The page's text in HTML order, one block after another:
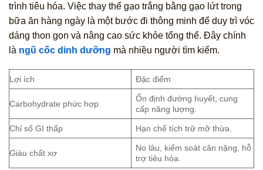
trình tiêu hóa. Việc thay thế gạo trắng bằng gạo lứt trong
bữa ăn hàng ngày là một bước đi thông minh để duy trì vóc
dáng thon gọn và nâng cao sức khỏe tổng thể. Đây chính
là ngũ cốc dinh dưỡng mà nhiều người tìm kiếm.
Lợi ích Đặc điểm
Carbohydrate phức hợp
Ổn định đường huyết, cung
cấp năng lượng.
Chỉ số GI thấp Hạn chế tích trữ mỡ thừa.
Giàu chất xơ
No lâu, kiểm soát cân nặng, hỗ
trợ tiêu hóa.